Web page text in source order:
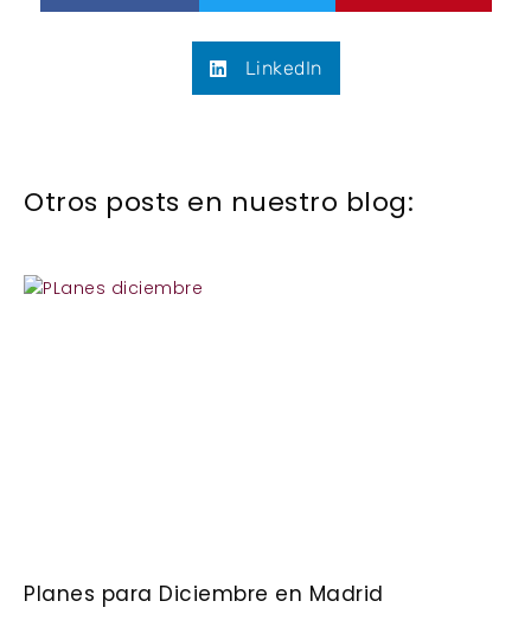
LinkedIn
Otros posts en nuestro blog:
Planes para Diciembre en Madrid